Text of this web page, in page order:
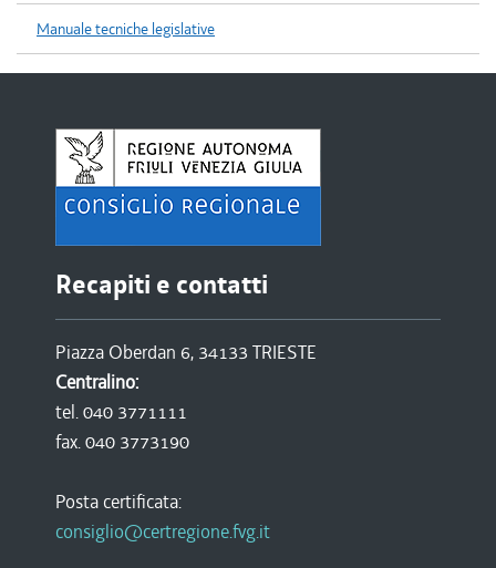
Manuale tecniche legislative
Recapiti e contatti
Piazza Oberdan 6, 34133 TRIESTE
Centralino:
tel. 040 3771111
fax. 040 3773190
Posta certificata:
consiglio@certregione.fvg.it